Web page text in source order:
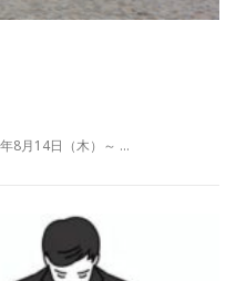
8月14日（木）～ …